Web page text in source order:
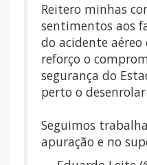
Reitero minhas
sentimentos aos
do acidente aéreo
reforço o
segurança do
perto o desenrolar
Seguimos
apuração e no